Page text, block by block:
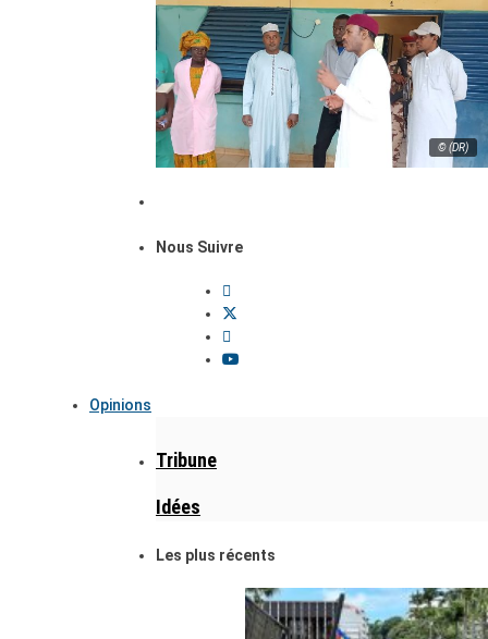
© (DR)
Nous Suivre
Opinions
Tribune
Idées
Les plus récents